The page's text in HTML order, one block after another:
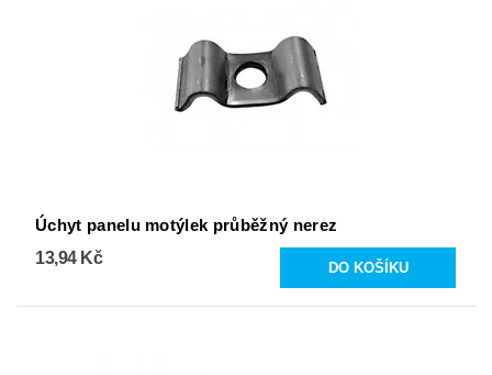
Úchyt panelu motýlek průběžný nerez
13,94 Kč